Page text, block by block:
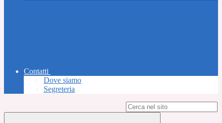
Contatti
Dove siamo
Segreteria